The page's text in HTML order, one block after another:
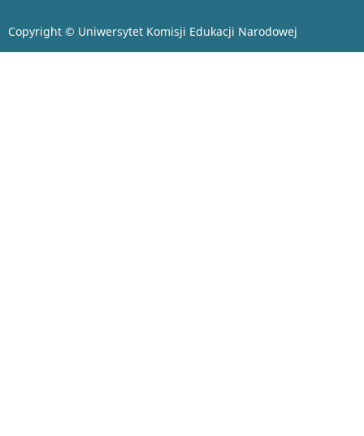
Copyright © Uniwersytet Komisji Edukacji Narodowej